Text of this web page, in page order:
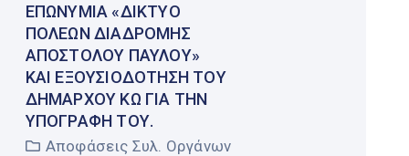
ΕΠΩΝΥΜΊΑ «ΔΊΚΤΥΟ
ΠΌΛΕΩΝ ΔΙΑΔΡΟΜΉΣ
ΑΠΟΣΤΌΛΟΥ ΠΑΎΛΟΥ»
ΚΑΙ ΕΞΟΥΣΙΟΔΌΤΗΣΗ ΤΟΥ
ΔΗΜΆΡΧΟΥ ΚΩ ΓΙΑ ΤΗΝ
ΥΠΟΓΡΑΦΉ ΤΟΥ.
Αποφάσεις Συλ. Οργάνων